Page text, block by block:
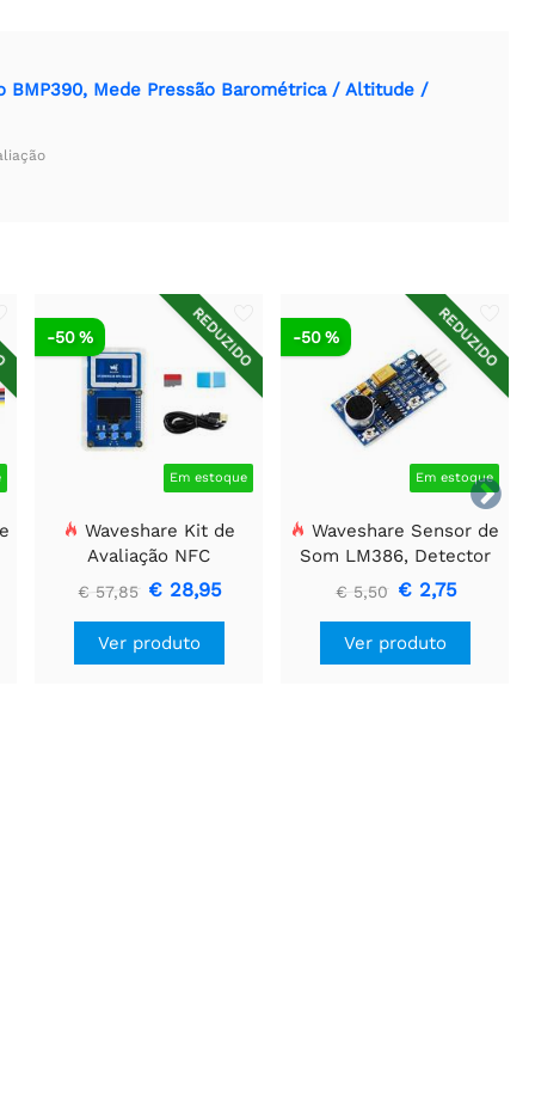
BMP390, Mede Pressão Barométrica / Altitude /

REDUZIDO
Em estoque
-50 %
Waveshare Kit de
Avaliação NFC
ST25R3911B, Leitor NFC
+ Cartão TF + Cabo USB
€ 57,85 € 28,95
Ver produto
REDUZIDO
Em estoque
-50 %
Waveshare Sensor de
Som LM386, Detector
de Som, Compatível
com Arduino
€ 5,50 € 2,75
Ver produto